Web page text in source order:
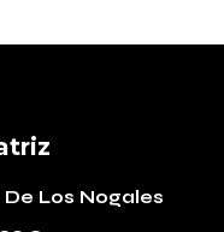
De Los Nogales